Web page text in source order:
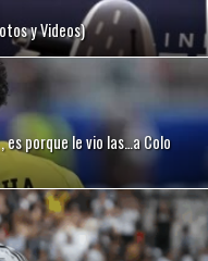
y Videos)
porque le vio las…a Colo